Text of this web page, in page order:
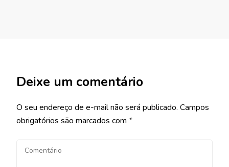
Deixe um comentário
O seu endereço de e-mail não será publicado. Campos
obrigatórios são marcados com *